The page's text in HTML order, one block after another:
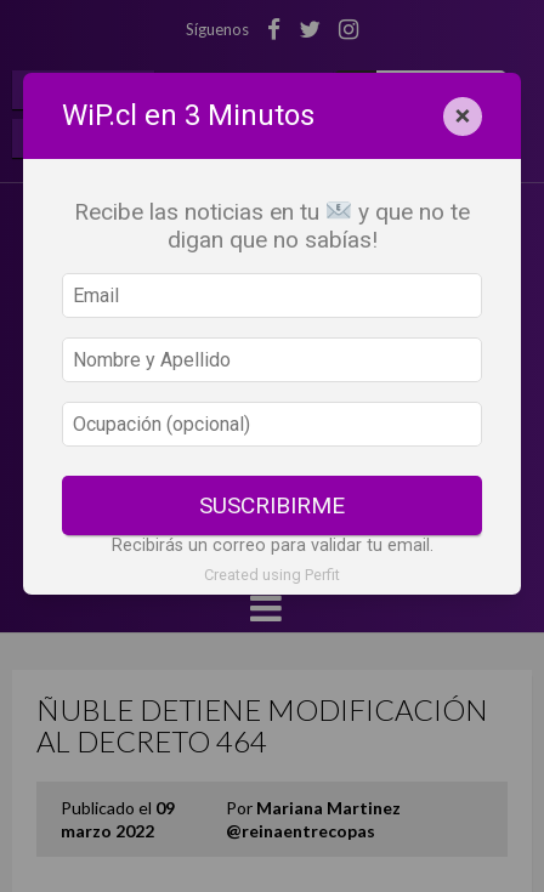
Síguenos
ÑUBLE DETIENE MODIFICACIÓN
AL DECRETO 464
Publicado el 09
marzo 2022
Por Mariana Martinez
@reinaentrecopas
WiP.cl en 3 Minutos ×
Recibe las noticias en tu
y que no te
digan que no sabías!
SUSCRIBIRME
Recibirás un correo para validar tu email.
Created using Perfit